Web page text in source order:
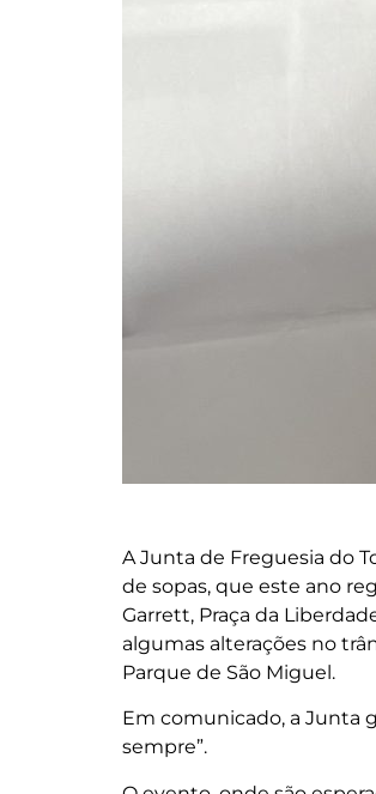
A Junta de Freguesia do
de sopas, que este ano
Garrett, Praça da
algumas alterações no
Parque de São Miguel.
Em comunicado, a Junta
sempre”.